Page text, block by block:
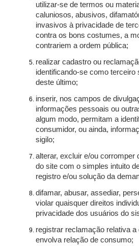
utilizar-se de termos ou
caluniosos, abusivos,
invasivos à privacidade de
contra os bons costumes, a
contrariem a ordem pública;
realizar cadastro ou
identificando-se como terceiro
deste último;
inserir, nos campos de
informações pessoais ou
algum modo, permitam a
consumidor, ou ainda,
sigilo;
alterar, excluir e/ou corromper
do site com o simples intuito
registro e/ou solução da
difamar, abusar, assediar,
violar quaisquer direitos
privacidade dos usuários do
registrar reclamação relativa a
envolva relação de consumo;